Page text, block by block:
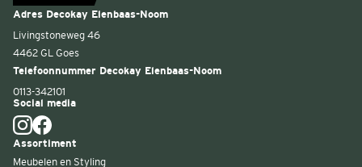
Adres Decokay Elenbaas-Noom
Livingstoneweg 46
4462 GL Goes
Telefoonnummer Decokay Elenbaas-Noom
0113-342101
Social media
Assortiment
Meubelen en Styling